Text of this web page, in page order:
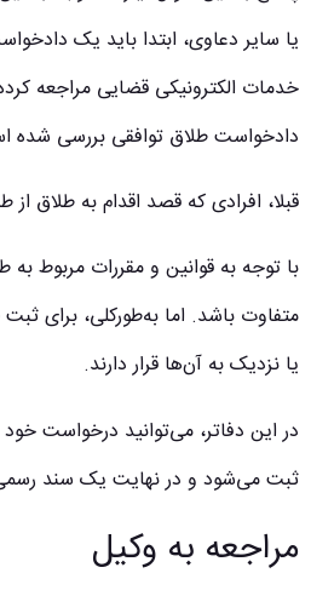
یا سایر دعاوی، ابتدا باید یک
خدمات الکترونیکی قضایی مراجعه
دادخواست طلاق توافقی بررسی شده
قبلا، افرادی که قصد اقدام به طلاق
با توجه‌ به قوانین و مقررات مربوط
متفاوت باشد. اما به‌طورکلی، برای
یا نزدیک به آن‌ها قرار دارند.
در این دفاتر، می‌توانید درخواست
ثبت می‌شود و در نهایت یک سند
مراجعه به وکیل